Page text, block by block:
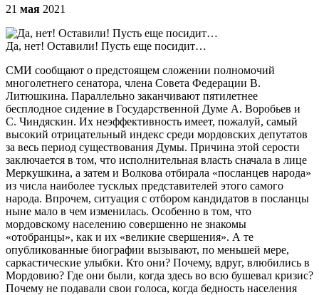
21 мая 2021
Да, нет! Оставили! Пусть еще посидит…
СМИ сообщают о предстоящем сложении полномочий
многолетнего сенатора, члена Совета Федерации В.
Литюшкина. Параллельно заканчивают пятилетнее
бесплодное сидение в Государственной Думе А. Воробьев и
С. Чиндяскин. Их неэффективность имеет, пожалуй, самый
высокий отрицательный индекс среди мордовских депутатов
за весь период существования Думы. Причина этой серости
заключается в том, что исполнительная власть сначала в лице
Меркушкина, а затем и Волкова отбирала «посланцев народа»
из числа наиболее тусклых представителей этого самого
народа. Впрочем, ситуация с отбором кандидатов в посланцы
ныне мало в чем изменилась. Особенно в том, что
мордовскому населению совершенно не знакомы
«отобранцы», как и их «великие свершения». А те
опубликованные биографии вызывают, по меньшей мере,
саркастические улыбки. Кто они? Почему, вдруг, влюбились в
Мордовию? Где они были, когда здесь во всю бушевал кризис?
Почему не подавали свои голоса, когда бедность населения